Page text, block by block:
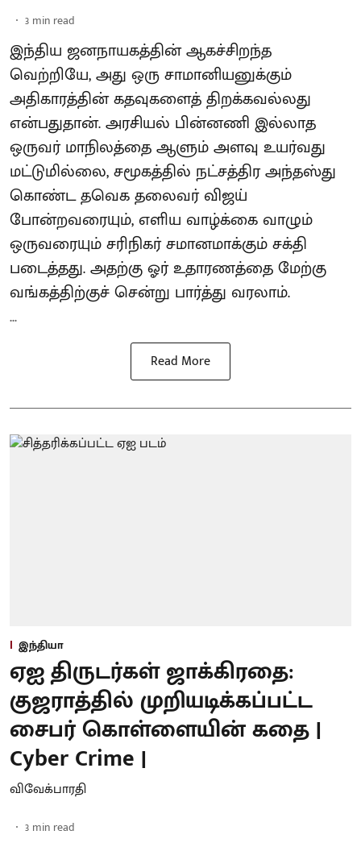
3 min read
இந்திய ஜனநாயகத்தின் ஆகச்சிறந்த
வெற்றியே, அது ஒரு சாமானியனுக்கும்
அதிகாரத்தின் கதவுகளைத் திறக்கவல்லது
என்பதுதான். அரசியல் பின்னணி இல்லாத
ஒருவர் மாநிலத்தை ஆளும் அளவு உயர்வது
மட்டுமில்லை, சமூகத்தில் நட்சத்திர அந்தஸ்து
கொண்ட தவெக தலைவர் விஜய்
போன்றவரையும், எளிய வாழ்க்கை வாழும்
ஒருவரையும் சரிநிகர் சமானமாக்கும் சக்தி
படைத்தது. அதற்கு ஓர் உதாரணத்தை மேற்கு
வங்கத்திற்குச் சென்று பார்த்து வரலாம்.
...
Read More
இந்தியா
ஏஐ திருடர்கள் ஜாக்கிரதை:
குஜராத்தில் முறியடிக்கப்பட்ட
சைபர் கொள்ளையின் கதை |
Cyber Crime |
விவேக்பாரதி
3 min read